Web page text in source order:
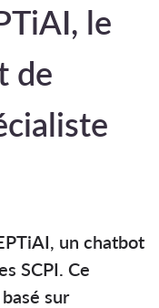
le
de
un chatbot
SCPI. Ce
sur